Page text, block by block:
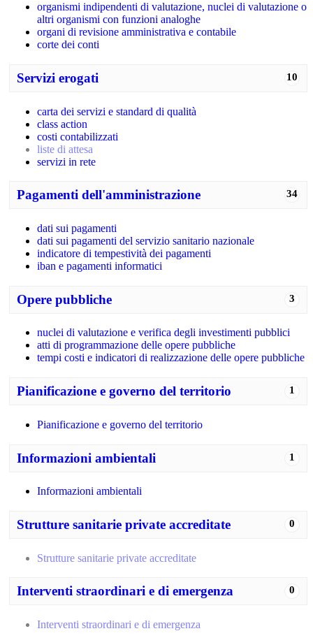
organismi indipendenti di valutazione, nuclei di valutazione o
altri organismi con funzioni analoghe
organi di revisione amministrativa e contabile
corte dei conti
10
Servizi erogati
carta dei servizi e standard di qualità
class action
costi contabilizzati
liste di attesa
servizi in rete
34
Pagamenti dell'amministrazione
dati sui pagamenti
dati sui pagamenti del servizio sanitario nazionale
indicatore di tempestività dei pagamenti
iban e pagamenti informatici
3
Opere pubbliche
nuclei di valutazione e verifica degli investimenti pubblici
atti di programmazione delle opere pubbliche
tempi costi e indicatori di realizzazione delle opere pubbliche
1
Pianificazione e governo del territorio
Pianificazione e governo del territorio
1
Informazioni ambientali
Informazioni ambientali
0
Strutture sanitarie private accreditate
Strutture sanitarie private accreditate
0
Interventi straordinari e di emergenza
Interventi straordinari e di emergenza